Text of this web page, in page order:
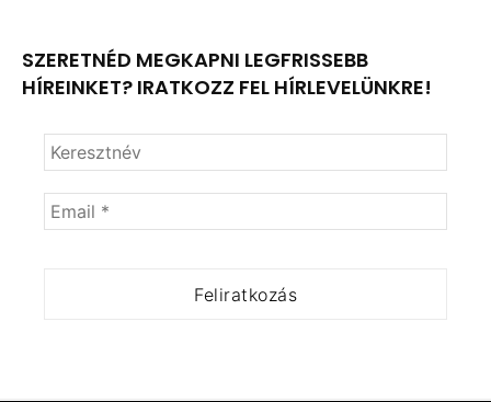
SZERETNÉD MEGKAPNI LEGFRISSEBB
HÍREINKET? IRATKOZZ FEL HÍRLEVELÜNKRE!